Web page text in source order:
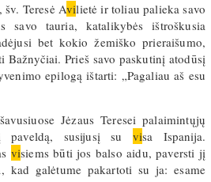
šv. Teresė Avilietė ir toliau palieka savo
savo tauria, katalikybės ištroškusia
bet kokio žemiško prieraišumo,
Bažnyčiai. Prieš savo paskutinį atodūsį
epilogą ištarti: „Pagaliau aš esu
Jėzaus Teresei palaimintųjų
paveldą, susijusį su visa Ispanija.
visiems būti jos balso aidu, paversti jį
kad galėtume pakartoti su ja: esame